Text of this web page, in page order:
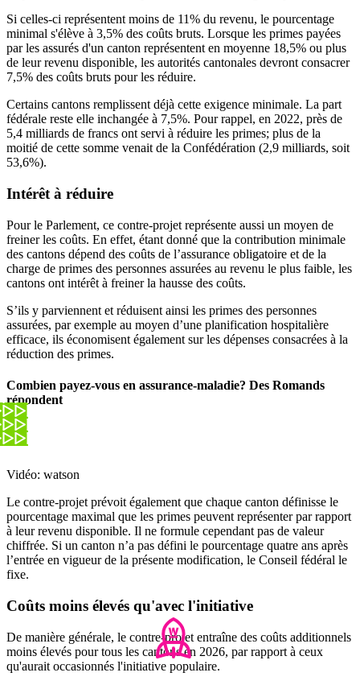
Si celles-ci représentent moins de 11% du revenu, le pourcentage
minimal s'élève à 3,5% des coûts bruts. Lorsque les primes payées
par les assurés d'un canton représentent en moyenne 18,5% ou plus
de leur revenu disponible, les autorités cantonales devront consacrer
7,5% des coûts bruts pour les réduire.
Certains cantons remplissent déjà cette exigence minimale. La part
fédérale reste elle inchangée à 7,5%. Pour rappel, en 2022, près de
5,4 milliards de francs ont servi à réduire les primes; plus de la
moitié de cette somme venait de la Confédération (2,9 milliards, soit
53,6%).
Intérêt à réduire
Pour le Parlement, ce contre-projet représente aussi un moyen de
freiner les coûts. En effet, étant donné que la contribution minimale
des cantons dépend des coûts de l’assurance obligatoire et de la
charge de primes des personnes assurées au revenu le plus faible, les
cantons ont intérêt à freiner la hausse des coûts.
S’ils y parviennent et réduisent ainsi les primes des personnes
assurées, par exemple au moyen d’une planification hospitalière
efficace, ils économisent également sur les dépenses consacrées à la
réduction des primes.
Combien payez-vous en assurance-maladie? Des Romands
répondent
Vidéo: watson
Le contre-projet prévoit également que chaque canton définisse le
pourcentage maximal que les primes peuvent représenter par rapport
à leur revenu disponible. Il ne formule cependant pas de valeur
chiffrée. Si un canton n’a pas défini le pourcentage quatre ans après
l’entrée en vigueur de la présente modification, le Conseil fédéral le
fixe.
Coûts moins élevés qu'avec l'initiative
De manière générale, le contre-projet entraîne des coûts additionnels
moins élevés pour tous les cantons en 2026, par rapport à ceux
qu'aurait occasionnés l'initiative populaire.